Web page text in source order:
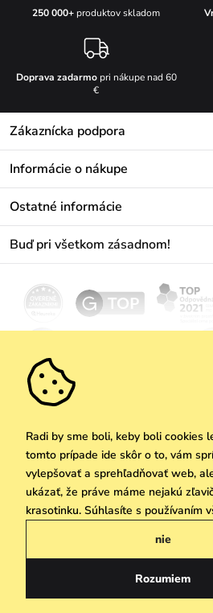
250 000+ produktov skladom
Doprava zadarmopri nákupe nad 60
€
Zákaznícka podpora
info@vuch.sk
Informácie o nákupe
Materiály a údržba
Vrátenie a reklamácia
Ostatné informácie
Darčekové poukazy
We Care
Vuchlook
Predajne
Buď pri všetkom zásadnom!
Copyright © 2026 Vuch s.r.o. Všetky práva
Simplia.cz
Slovenčina
Radi by sme boli, keby boli cookies
tomto prípade ide skôr o to, vám
vylepšovať a sprehľadňovať web,
ukázať, že práve máme nejakú
krasotinku. Súhlasíte s používaním
nie
Rozumiem